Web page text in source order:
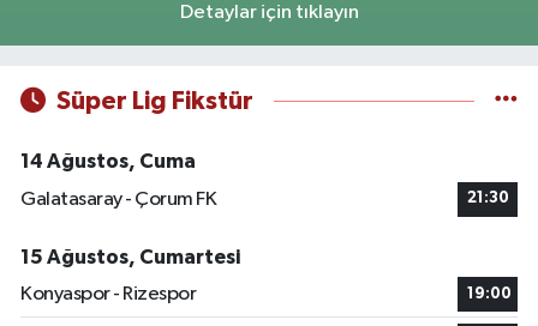
Detaylar için tıklayın
Süper Lig Fikstür
14 Ağustos, Cuma
Galatasaray - Çorum FK
21:30
15 Ağustos, Cumartesi
Konyaspor - Rizespor
19:00